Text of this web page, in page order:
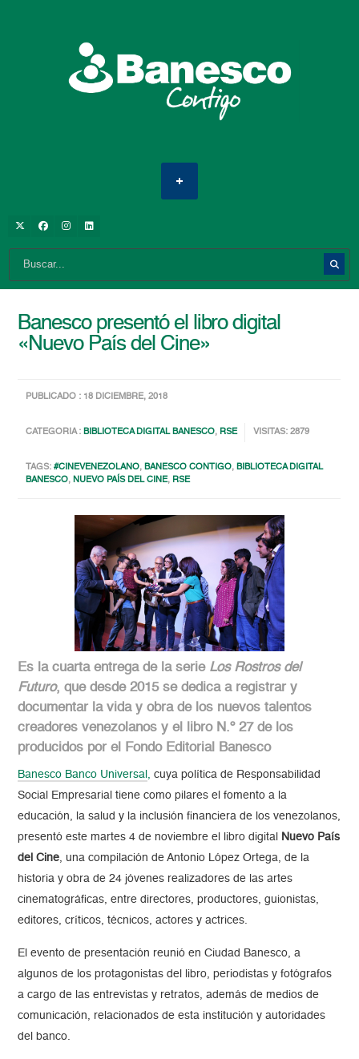
Banesco presentó el libro digital
«Nuevo País del Cine»
PUBLICADO : 18 DICIEMBRE, 2018
CATEGORIA :BIBLIOTECA DIGITAL BANESCO, RSE VISITAS: 2879
TAGS:#CINEVENEZOLANO,BANESCO CONTIGO,BIBLIOTECA DIGITAL
BANESCO,NUEVO PAÍS DEL CINE, RSE
Es la cuarta entrega de la serie Los Rostros del
Futuro, que desde 2015 se dedica a registrar y
documentar la vida y obra de los nuevos talentos
creadores venezolanos y el libro N.º 27 de los
producidos por el Fondo Editorial Banesco
Banesco Banco Universal , cuya política de Responsabilidad
Social Empresarial tiene como pilares el fomento a la
educación, la salud y la inclusión financiera de los venezolanos,
presentó este martes 4 de noviembre el libro digital
Nuevo País
del Cine, una compilación de Antonio López Ortega, de la
historia y obra de 24 jóvenes realizadores de las artes
cinematográficas, entre directores, productores, guionistas,
editores, críticos, técnicos, actores y actrices.
El evento de presentación reunió en Ciudad Banesco, a
algunos de los protagonistas del libro, periodistas y fotógrafos
a cargo de las entrevistas y retratos, además de medios de
comunicación, relacionados de esta institución y autoridades
del banco.